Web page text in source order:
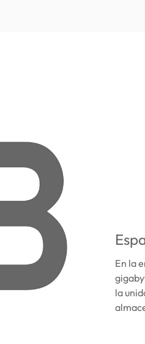
En la
la